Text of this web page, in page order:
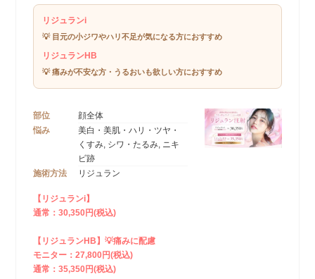
リジュランi
💡 目元の小ジワやハリ不足が気になる方におすすめ
リジュランHB
💡 痛みが不安な方・うるおいも欲しい方におすすめ
部位
顔全体
悩み
美白・美肌・ハリ・ツヤ・
くすみ, シワ・たるみ, ニキ
ビ跡
施術方法
リジュラン
【リジュランi】
通常：30,350円(税込)
【リジュランHB】💡痛みに配慮
モニター：27,800円(税込)
通常：35,350円(税込)